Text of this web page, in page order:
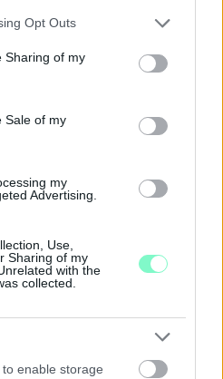
app uses one or more Google
behaviour. You may click to
and its third-party tags to
purposes in below Google
Opt Outs
Sharing of my
Sale of my
my
Advertising.
Use,
Sharing of my
with the
collected.
enable storage
FÉRFI ELLEN EMELT
Szólj hozzá!